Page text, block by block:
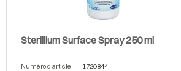
Sterillium Surface Spray 250 ml
Numéro d'article
1720844